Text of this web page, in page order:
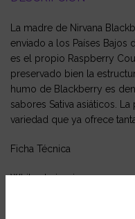
La madre de Nirvana
enviado a los Países Bajos
es el propio Raspberry
preservado bien la
humo de Blackberry es
sabores Sativa asiáticos.
variedad que ya ofrece
Ficha Técnica
White strain: si